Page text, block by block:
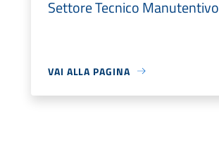
Settore Tecnico Manutentivo
VAI ALLA PAGINA